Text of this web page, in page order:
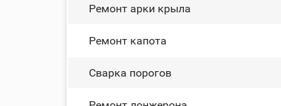
Ремонт арки крыла
Ремонт капота
Сварка порогов